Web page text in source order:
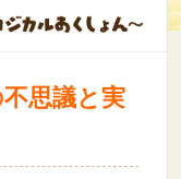
思議と実